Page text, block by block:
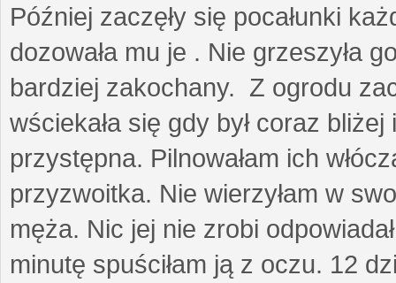
Później zaczęły się pocałunki
dozowała mu je . Nie grzeszyła
bardziej zakochany. Z ogrodu
wściekała się gdy był coraz
przystępna. Pilnowałam ich
przyzwoitka. Nie wierzyłam w
męża. Nic jej nie zrobi
minutę spuściłam ją z oczu. 12